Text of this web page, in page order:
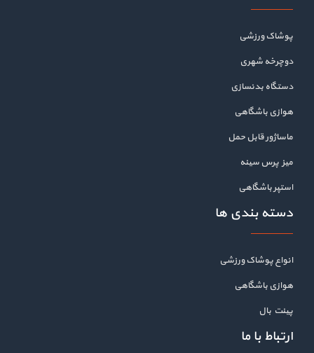
پوشاک ورزشی
دوچرخه شهری
دستگاه بدنسازی
هوازی باشگاهی
ماساژور قابل حمل
میز پرس سینه
استپر باشگاهی
دسته بندی ها
انواع پوشاک ورزشی
هوازی باشگاهی
پینت بال
ارتباط با ما